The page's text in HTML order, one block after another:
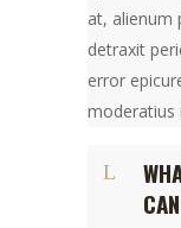
at, alienum
detraxit
error
moderatius